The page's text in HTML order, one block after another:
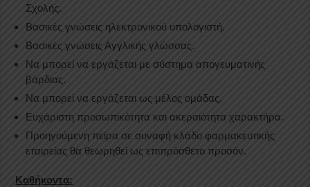
Σχολής.
Βασικές γνώσεις ηλεκτρονικού υπολογιστή.
Βασικές γνώσεις Αγγλικής γλώσσας.
Να μπορεί να εργάζεται με σύστημα απογευματινής
βάρδιας.
Να μπορεί να εργάζεται ως μέλος ομάδας.
Ευχάριστη προσωπικότητα και ακεραιότητα χαρακτήρα.
Προηγούμενη πείρα σε συναφή κλάδο φαρμακευτικής
εταιρείας θα θεωρηθεί ως επιπρόσθετο προσόν.
Καθήκοντα: